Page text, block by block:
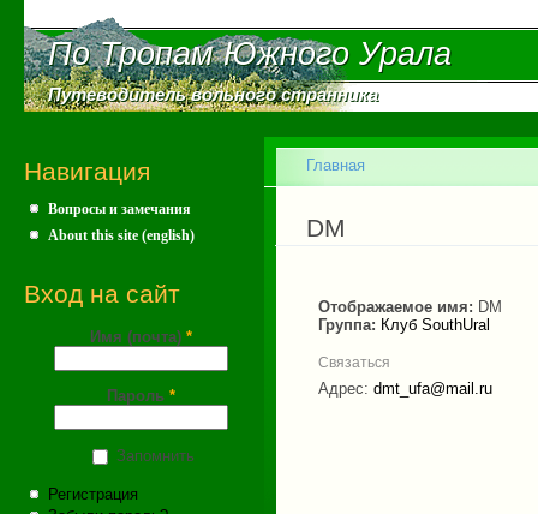
По Тропам Южного Урала
По Тропам Южного Урала
Путеводитель вольного странника
Путеводитель вольного странника
Навигация
Вопросы и замечания
About this site (english)
Вход на сайт
Имя (почта) *
Пароль *
Запомнить
Регистрация
Вы здесь
Главная
DM
Отображаемое имя: DM
Группа: Клуб SouthUral
Связаться
Адрес: dmt_ufa@mail.ru